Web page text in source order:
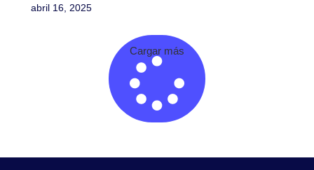
abril 16, 2025
Cargar más